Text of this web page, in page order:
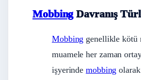
MobbingDavranış
Mobbing genellikle kötü
muamele her zaman
işyerindemobbing